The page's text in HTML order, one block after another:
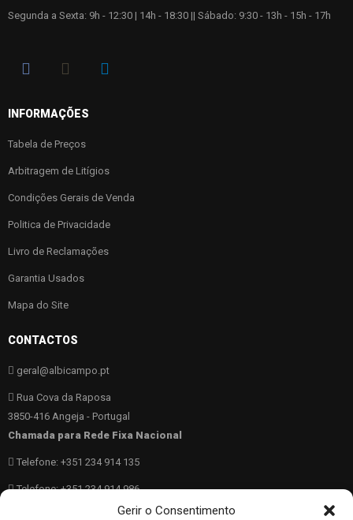
Gerir o Consentimento
Segunda a Sexta: 9h - 12:30 | 14h - 18:30 || Sábado: 9:30 - 13h - 15h - 17h
INFORMAÇÕES
Tabela de Preços
Arbitragem de Litígios
Condições Gerais de Venda
Politica de Privacidade
Livro de Reclamações
Garantia Usados
Mapa do Site
CONTACTOS
geral@albicampo.pt
Rua Cova da Raposa
3850-416 Angeja - Portugal
Chamada para Rede Fixa Nacional
Telefone: +351 234 914 135
Telefone: +351 234 914 986
Chamada para Rede Fixa Móvel